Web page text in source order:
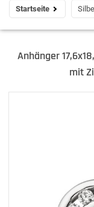
Startseite
Anhänger
mit